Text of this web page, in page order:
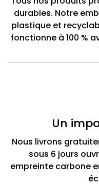
durables. Notre
plastique et
fonctionne à 100 %
Un
Nous livrons
sous 6 jours
empreinte carbone